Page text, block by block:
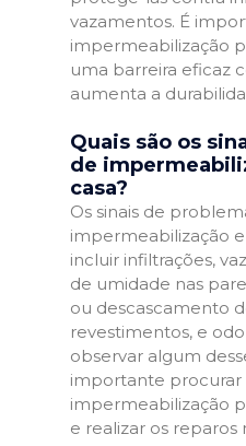
vazamentos. É
impermeabilização
uma barreira eficaz
aumenta a
Quais são os
de
casa?
Os sinais de
impermeabilização
incluir infiltrações,
de umidade nas
ou descascamento
revestimentos, e
observar algum
importante procurar
impermeabilização
e realizar os reparos